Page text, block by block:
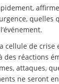
quelles
cellule de crise
des réactions
attaques,
ne seront